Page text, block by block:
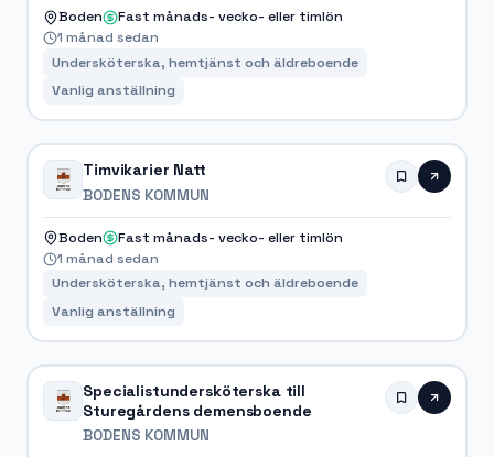
Boden
Fast månads- vecko- eller timlön
1 månad sedan
Undersköterska, hemtjänst och äldreboende
Vanlig anställning
Timvikarier Natt
BODENS KOMMUN
Boden
Fast månads- vecko- eller timlön
1 månad sedan
Undersköterska, hemtjänst och äldreboende
Vanlig anställning
Specialistundersköterska till
Sturegårdens demensboende
BODENS KOMMUN